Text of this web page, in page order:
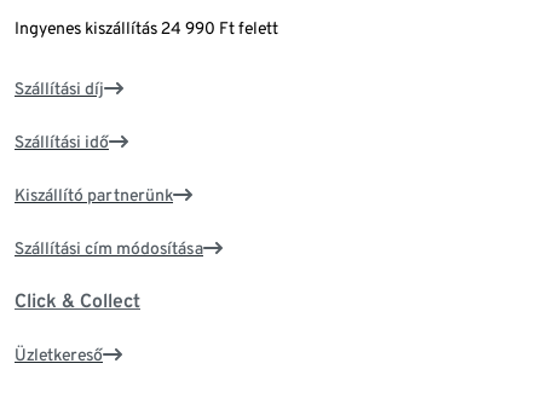
Ingyenes kiszállítás 24 990 Ft felett
Szállítási díj
Szállítási idő
Kiszállító partnerünk
Szállítási cím módosítása
Click & Collect
Üzletkereső